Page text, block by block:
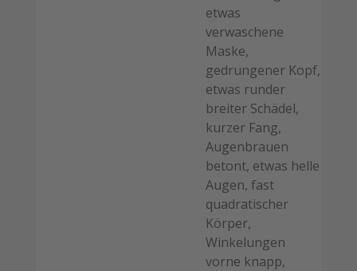
etwas
verwaschene
Maske,
gedrungener Kopf,
etwas runder
breiter Schädel,
kurzer Fang,
Augenbrauen
betont, etwas helle
Augen, fast
quadratischer
Körper,
Winkelungen
vorne knapp,